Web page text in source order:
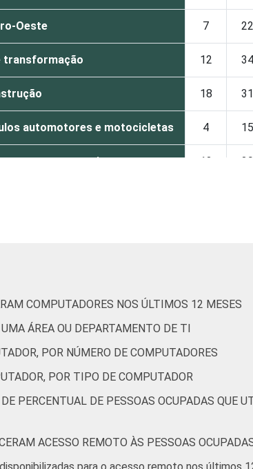
Oeste 7 22
transformação 12 34
18 31
automotores e motocicletas 4 15
e correio 12 29
outras atividades de
setembro de 2014 e março de 2015.
COMPUTADORES NOS ÚLTIMOS 12 MESES
ÁREA OU DEPARTAMENTO DE TI
POR NÚMERO DE COMPUTADORES
POR TIPO DE COMPUTADOR
PERCENTUAL DE PESSOAS OCUPADAS QUE
A4A - PROPORÇÃO DE EMPRESAS QUE OFERECERAM ACESSO